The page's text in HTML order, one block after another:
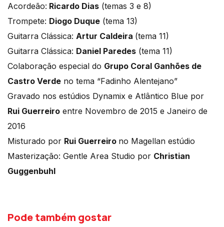
Acordeão: Ricardo Dias (temas 3 e 8)
Trompete: Diogo Duque (tema 13)
Guitarra Clássica: Artur Caldeira (tema 11)
Guitarra Clássica: Daniel Paredes (tema 11)
Colaboração especial do Grupo Coral Ganhões de
Castro Verde no tema “Fadinho Alentejano”
Gravado nos estúdios Dynamix e Atlântico Blue por
Rui Guerreiro entre Novembro de 2015 e Janeiro de
2016
Misturado por Rui Guerreiro no Magellan estúdio
Masterização: Gentle Area Studio por Christian
Guggenbuhl
Pode também gostar